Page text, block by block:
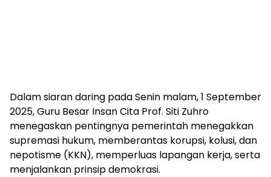
Dalam siaran daring pada Senin malam, 1 September
2025, Guru Besar Insan Cita Prof. Siti Zuhro
menegaskan pentingnya pemerintah menegakkan
supremasi hukum, memberantas korupsi, kolusi, dan
nepotisme (KKN), memperluas lapangan kerja, serta
menjalankan prinsip demokrasi.